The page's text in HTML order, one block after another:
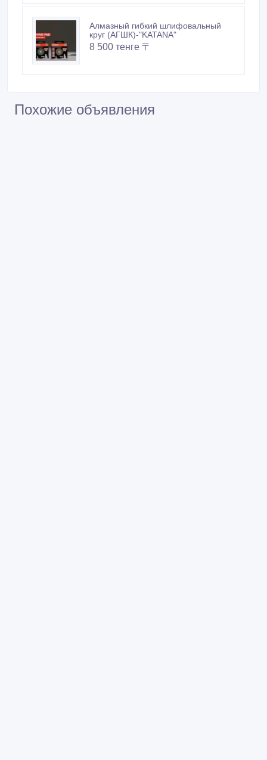
Алмазный гибкий шлифовальный
круг (АГШК)-"KATANA"
8 500 тенге 〒
Похожие объявления